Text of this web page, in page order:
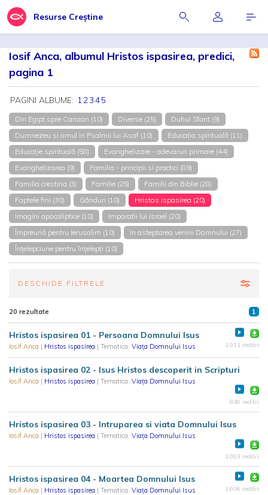
Resurse Creștine
Iosif Anca, albumul Hristos ispasirea, predici,
pagina 1
PAGINI ALBUME: 12345
Din Egipt spre Canaan (10) Diverse (25)
Duhul Sfant (9)
Dumnezeu si omul in Psalmii lui Asaf (10)
Educația spirituală (11)
Educație spirituală (58)
Evanghelizare - adevaruri primare (44)
Evanghelizarea (9)
Familia - principii si practici (89)
Familia crestina (3)
Familie (25)
Familii din Biblie (28)
Faptele firii (30)
Gânduri (10)
Hristos ispasirea (20)
Imagini apocaliptice (10)
Imparatii lui Israel (20)
Împreună pentru Ierusalim (10)
In asteptarea venirii Domnului (27)
Înțelepciune pentru înțelepți (10)
DESCHIDE FILTRELE
20 rezultate 1
Hristos ispasirea 01 - Persoana Domnului Isus
Iosif Anca | Hristos ispasirea | Tematica: Viața Domnului Isus 1.911 redări
Hristos ispasirea 02 - Isus Hristos descoperit in Scripturi
Iosif Anca | Hristos ispasirea | Tematica: Viața Domnului Isus
849 redări
Hristos ispasirea 03 - Intruparea si viata Domnului Isus
Iosif Anca | Hristos ispasirea | Tematica: Viața Domnului Isus
1.003 redări
Hristos ispasirea 04 - Moartea Domnului Isus
Iosif Anca | Hristos ispasirea | Tematica: Viața Domnului Isus 1.606 redări